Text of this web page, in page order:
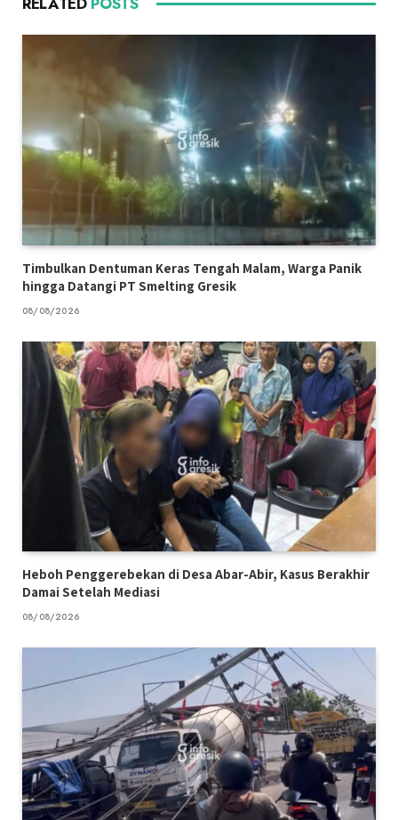
Timbulkan Dentuman Keras Tengah Malam, Warga Panik
hingga Datangi PT Smelting Gresik
08/08/2026
Heboh Penggerebekan di Desa Abar-Abir, Kasus Berakhir
Damai Setelah Mediasi
08/08/2026